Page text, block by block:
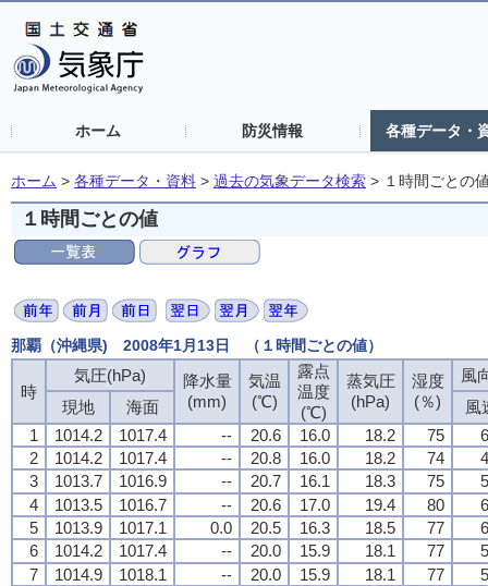
ホーム 防災情報 各種データ・
ホーム > 各種データ・資料 > 過去の気象データ検索 > １時間ごとの
１時間ごとの値
那覇（沖縄県) 2008年1月13日 （１時間ごとの値）
時
気圧(hPa)
降水量
(mm)
気温
(℃)
露点
温度
(℃)
蒸気圧
(hPa)
湿度
(％)
風
現地
海面
風
1
1014.2 1017.4 -- 20.6 16.0 18.2 75
2
1014.2 1017.4 -- 20.8 16.0 18.2 74
3
1013.7 1016.9 -- 20.7 16.1 18.3 75
4
1013.5 1016.7 -- 20.6 17.0 19.4 80
5
1013.9 1017.1 0.0 20.5 16.3 18.5 77
6
1014.2 1017.4 -- 20.0 15.9 18.1 77
7
1014.9 1018.1 -- 20.0 15.9 18.1 77